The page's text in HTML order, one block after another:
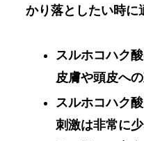
かり落としたい時に
スルホコハク
皮膚や頭皮へ
スルホコハク
刺激は非常に